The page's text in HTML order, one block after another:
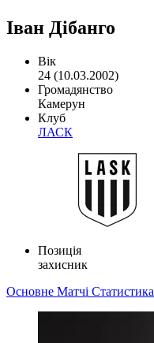
Іван Дібанго
Вік
24 (10.03.2002)
Громадянство
Камерун
Клуб
ЛАСК
Позиція
захисник
Основне Матчі Статистика